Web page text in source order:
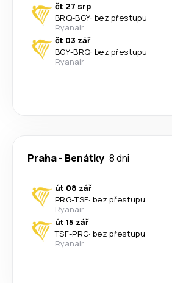
čt 27 srp
BRQ-BGY· bez přestupu
Ryanair
čt 03 zář
BGY-BRQ· bez přestupu
Ryanair
Praha- Benátky 8 dni
út 08 zář
PRG-TSF· bez přestupu
Ryanair
út 15 zář
TSF-PRG· bez přestupu
Ryanair